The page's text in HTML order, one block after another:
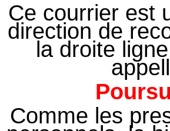
Ce courrier est
direction de
la droite
Comme les